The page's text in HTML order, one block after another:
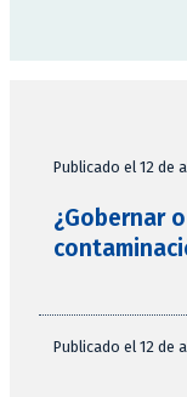
Publicado el 12 de
¿Gobernar
Publicado el 12 de